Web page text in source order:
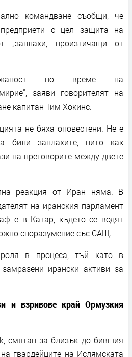
командване съобщи, че
с цел защита на
„заплахи, произтичащи от
по време на
заяви говорителят на
капитан Тим Хокинс.
не бяха оповестени. Не е
били заплахите, нито как
на преговорите между двете
реакция от Иран няма. В
на иранския парламент
е в Катар, където се водят
споразумение със САЩ.
в процеса, тъй като в
ирански активи за
и взривове край Ормузкия
смятан за близък до бившия
гвардейците на Ислямската